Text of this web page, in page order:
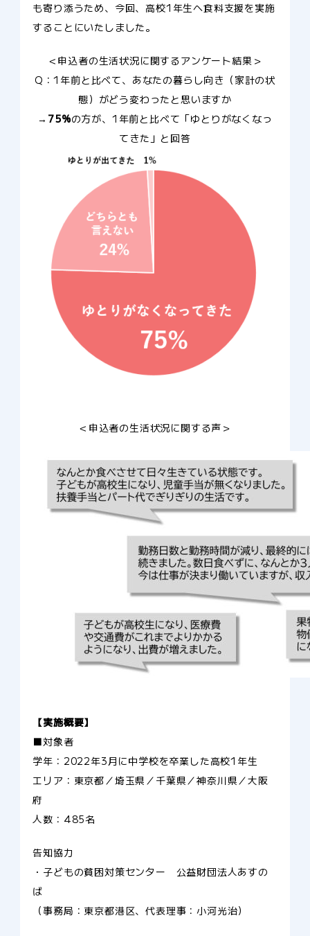
も寄り添うため、今回、高校1年生へ食料支援を実施
することにいたしました。
＜申込者の生活状況に関するアンケート結果＞
Q：1年前と比べて、あなたの暮らし向き（家計の状
態）がどう変わったと思いますか
→ 75%の方が、1年前と比べて「ゆとりがなくなっ
てきた」と回答
＜申込者の生活状況に関する声＞
【実施概要】
■対象者
学年：2022年3月に中学校を卒業した高校1年生
エリア：東京都／埼玉県／千葉県／神奈川県／大阪
府
人数：485名
告知協力
・子どもの貧困対策センター 公益財団法人あすの
ば
（事務局：東京都港区、代表理事：小河光治）